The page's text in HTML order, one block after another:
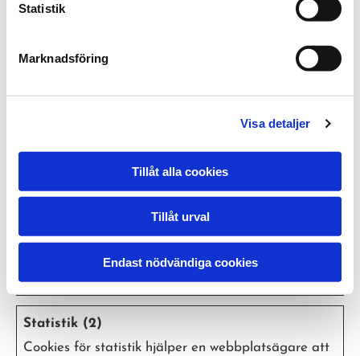
Statistik
Marknadsföring
Visa detaljer
Tillåt alla cookies
Tillåt urval
Endast nödvändiga cookies
__cf_bm
site-
mns.com
beneficial for the
website, in order to
on the use of their
website.
1 dag
nsent
Cookiebot
Indikerar
medgivande för
cookies.
Statistik (2)
Cookies för statistik hjälper en webbplatsägare att